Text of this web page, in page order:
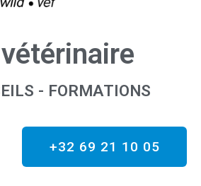
- FORMATIONS
+32 69 21 10 05